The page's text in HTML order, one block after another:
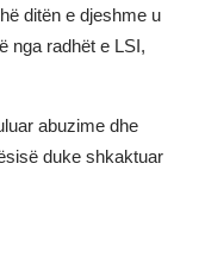
ditën e djeshme u
nga radhët e LSI,
abuzime dhe
duke shkaktuar